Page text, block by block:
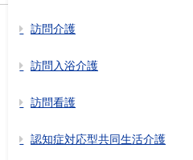
訪問介護
訪問入浴介護
訪問看護
認知症対応型共同生活介護